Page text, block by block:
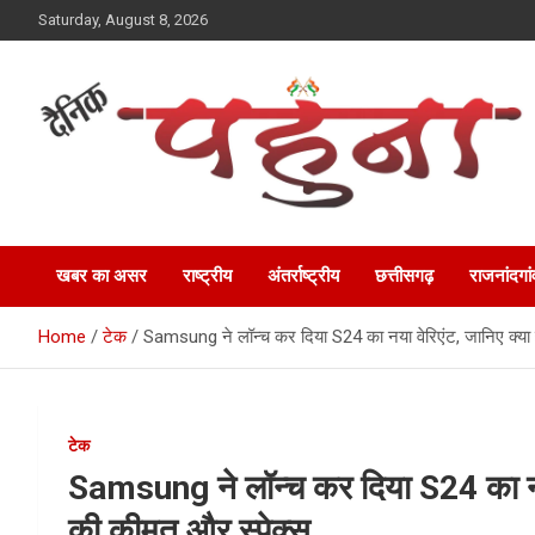
to
Saturday, August 8, 2026
Dainik Pahuna
खबर का असर राष्ट्रीय अंतर्राष्ट्रीय छत्तीसगढ़
Home टेक Samsung ने लॉन्च कर दिया S24 का नया वेरिएंट, जानिए
टेक
Samsung ने लॉन्च कर दिया S24 का